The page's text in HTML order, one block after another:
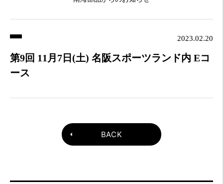
2023.02.20
第9回 11月7日(土) 名阪スポーツランド内 Eコ
ース
BACK